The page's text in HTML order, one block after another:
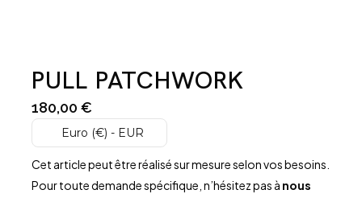
PULL PATCHWORK
180,00 €
Euro (€) - EUR
Cet article peut être réalisé sur mesure selon vos besoins.
Pour toute demande spécifique, n’hésitez pas à nous